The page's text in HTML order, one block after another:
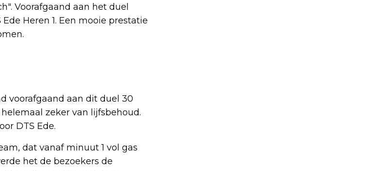
Voorafgaand aan het duel
Heren 1. Een mooie prestatie
voorafgaand aan dit duel 30
zeker van lijfsbehoud.
DTS Ede.
dat vanaf minuut 1 vol gas
het de bezoekers de